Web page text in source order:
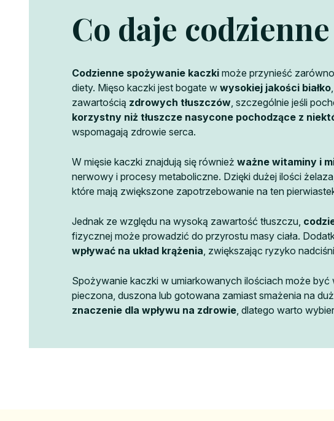
Co daje
Codzienne spożywanie kaczki może przynieść
diety. Mięso kaczki jest bogate w wysokiej jakości białko
zawartością zdrowych tłuszczów, szczególnie jeśli
korzystny niż tłuszcze nasycone pochodzące z
wspomagają zdrowie serca.
W mięsie kaczki znajdują się również ważne witaminy i
nerwowy i procesy metaboliczne. Dzięki dużej ilości
które mają zwiększone zapotrzebowanie na ten
Jednak ze względu na wysoką zawartość tłuszczu,
fizycznej może prowadzić do przyrostu masy ciała.
wpływać na układ krążenia, zwiększając ryzyko
Spożywanie kaczki w umiarkowanych ilościach może
pieczona, duszona lub gotowana zamiast smażenia na
znaczenie dla wpływu na zdrowie, dlatego warto